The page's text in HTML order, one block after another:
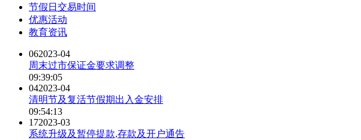
节假日交易时间
优惠活动
教育资讯
062023-04
周末过市保证金要求调整
09:39:05
042023-04
清明节及复活节假期出入金安排
09:54:13
172023-03
系统升级及暂停提款,存款及开户通告